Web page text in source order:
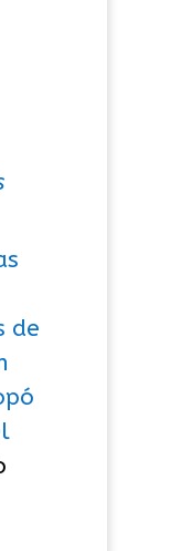
de